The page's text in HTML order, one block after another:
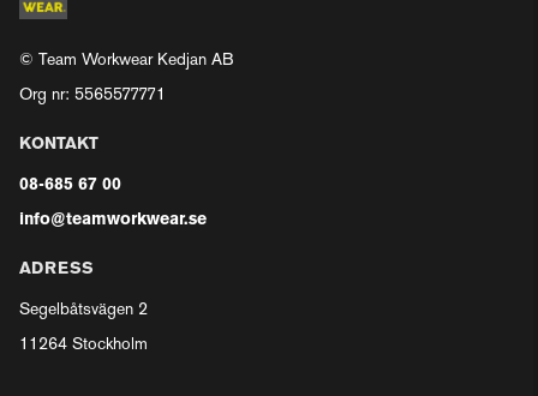
© Team Workwear Kedjan AB
Org nr: 5565577771
KONTAKT
08-685 67 00
info@teamworkwear.se
ADRESS
Segelbåtsvägen 2
11264 Stockholm